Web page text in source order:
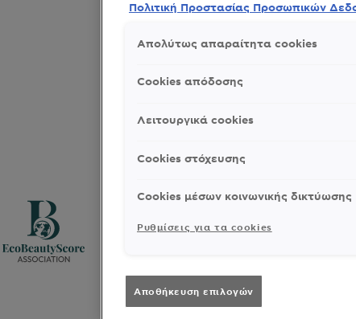
Πολιτική Προστασίας Προσωπικών
Απολύτως απαραίτητα cookies
Cookies απόδοσης
Λειτουργικά cookies
Cookies στόχευσης
Cookies μέσων κοινωνικής δικτύωσης
Ρυθμίσεις για τα cookies
Αποθήκευση επιλογών